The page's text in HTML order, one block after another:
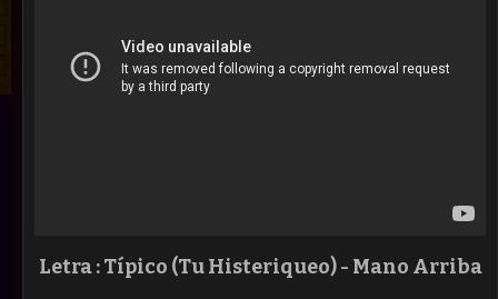
Letra : Típico (Tu Histeriqueo) - Mano Arriba